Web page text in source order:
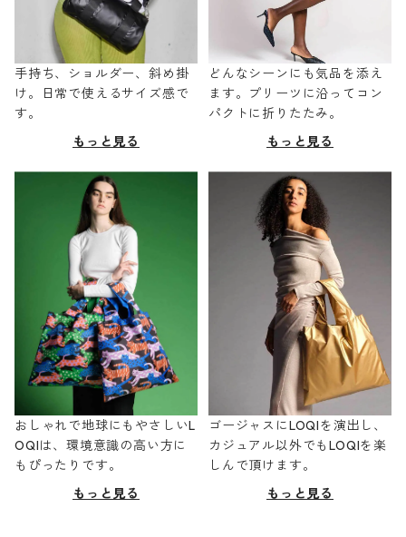
手持ち、ショルダー、斜め掛
け。日常で使えるサイズ感で
す。
もっと見る
どんなシーンにも気品を添え
ます。プリーツに沿ってコン
パクトに折りたたみ。
もっと見る
おしゃれで地球にもやさしいL
OQIは、環境意識の高い方に
もぴったりです。
もっと見る
ゴージャスにLOQIを演出し、
カジュアル以外でもLOQIを楽
しんで頂けます。
もっと見る